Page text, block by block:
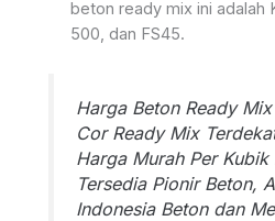
beton ready mix ini adalah
500, dan FS45.
Harga Beton Ready Mix
Cor Ready Mix
Harga Murah Per Kubik
Tersedia Pionir Beton,
Indonesia Beton dan